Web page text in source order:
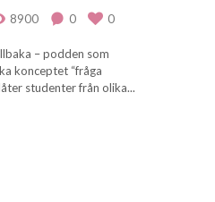
8900 0 0
– podden som
konceptet “fråga
studenter från olika...